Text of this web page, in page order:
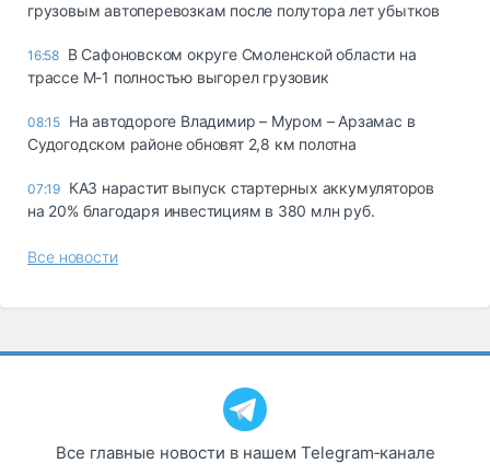
грузовым автоперевозкам после полутора лет убытков
16:58 В Сафоновском округе Смоленской области на
трассе М-1 полностью выгорел грузовик
08:15 На автодороге Владимир – Муром – Арзамас в
Судогодском районе обновят 2,8 км полотна
07:19 КАЗ нарастит выпуск стартерных аккумуляторов
на 20% благодаря инвестициям в 380 млн руб.
Все новости
Все главные новости в нашем Telegram‑канале